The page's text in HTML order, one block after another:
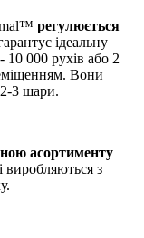
регулюється
ідеальну
10 000 рухів або 2
Вони
2-3 шари.
асортименту
і виробляються з